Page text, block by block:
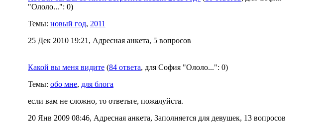
"Ололо...": 0)
Темы: новый год, 2011
25 Дек 2010 19:21, Адресная анкета, 5 вопросов
Какой вы меня видите (84 ответа, для София "Ололо...": 0)
Темы: обо мне, для блога
если вам не сложно, то ответьте, пожалуйста.
20 Янв 2009 08:46, Адресная анкета, Заполняется для девушек, 13 вопросов